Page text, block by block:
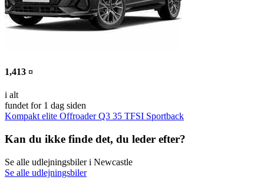
1,413 ¤
i alt
fundet for 1 dag siden
Kompakt elite Offroader Q3 35 TFSI Sportback
Kan du ikke finde det, du leder efter?
Se alle udlejningsbiler i Newcastle
Se alle udlejningsbiler